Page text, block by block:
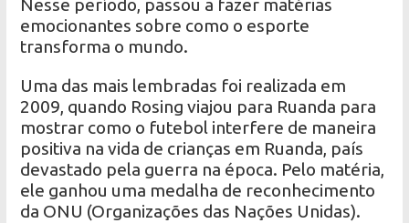
Nesse período, passou a fazer matérias
emocionantes sobre como o esporte
transforma o mundo.
Uma das mais lembradas foi realizada em
2009, quando Rosing viajou para Ruanda para
mostrar como o futebol interfere de maneira
positiva na vida de crianças em Ruanda, país
devastado pela guerra na época. Pelo matéria,
ele ganhou uma medalha de reconhecimento
da ONU (Organizações das Nações Unidas).